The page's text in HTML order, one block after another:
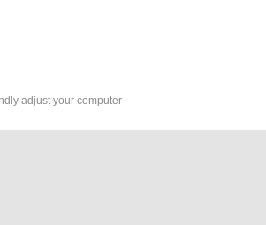
adjust your computer